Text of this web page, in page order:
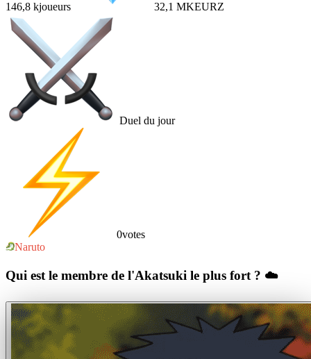
146,8 kjoueurs 32,1 MKEURZ
Duel du jour
0votes
Naruto
Qui est le membre de l'Akatsuki le plus fort ? ☁️